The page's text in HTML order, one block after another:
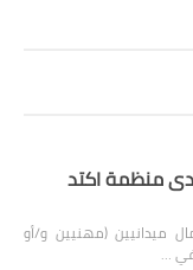
منظمة اكتد
ميدانيين (مهنيين و/أو
في …